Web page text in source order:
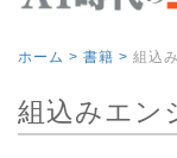
ホーム > 書籍 > 組込
組込みエン